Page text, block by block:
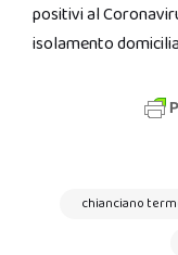
positivi al
isolamento
chianciano